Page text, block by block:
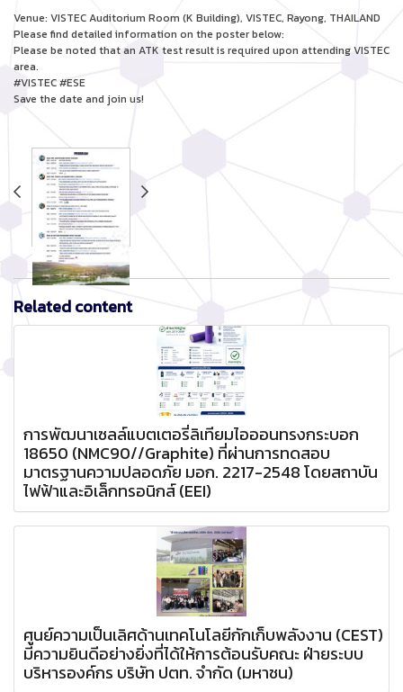
Venue: VISTEC Auditorium Room (K Building), VISTEC, Rayong, THAILAND
Please find detailed information on the poster below:
Please be noted that an ATK test result is required upon attending VISTEC
area.
#VISTEC #ESE
Save the date and join us!
Related content
การพัฒนาเซลล์แบตเตอรี่ลิเทียมไอออนทรงกระบอก
18650 (NMC90//Graphite) ที่ผ่านการทดสอบ
มาตรฐานความปลอดภัย มอก. 2217-2548 โดยสถาบัน
ไฟฟ้าและอิเล็กทรอนิกส์ (EEI)
ศูนย์ความเป็นเลิศด้านเทคโนโลยีกักเก็บพลังงาน (CEST)
มีความยินดีอย่างยิ่งที่ได้ให้การต้อนรับคณะ ฝ่ายระบบ
บริหารองค์กร บริษัท ปตท. จำกัด (มหาชน)